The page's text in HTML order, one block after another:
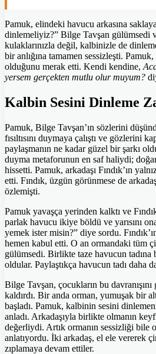
Pamuk, elindeki havucu arkasına
dinlemeliyiz?” Bilge Tavşan gülümsedi
kulaklarınızla değil, kalbinizle de
bir anlığına tamamen sessizleşti.
olduğunu merak etti. Kendi kendine,
yersem gerçekten mutlu olur muyum?
Kalbin Sesini Dinleme
Pamuk, Bilge Tavşan’ın sözlerini
fısıltısını duymaya çalıştı ve gözlerini
paylaşmanın ne kadar güzel bir şarkı
duyma metaforunun en saf haliydi;
hissetti. Pamuk, arkadaşı Fındık’ın
etti. Fındık, üzgün görünmese de
özlemişti.
Pamuk yavaşça yerinden kalktı ve
parlak havucu ikiye böldü ve yarısını
yemek ister misin?” diye sordu.
hemen kabul etti. O an ormandaki tüm
gülümsedi. Birlikte taze havucun tadına
oldular. Paylaştıkça havucun tadı daha
Bilge Tavşan, çocukların bu davranışını
kaldırdı. Bir anda orman, yumuşak bir
başladı. Pamuk, kalbinin sesini
anladı. Arkadaşıyla birlikte olmanın
değerliydi. Artık ormanın sessizliği bile
anlatıyordu. İki arkadaş, el ele vererek
zıplamaya devam ettiler.